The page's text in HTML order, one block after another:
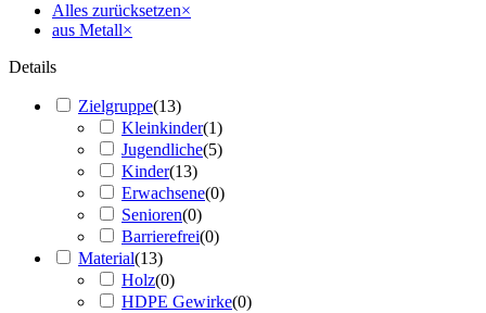
Alles zurücksetzen×
aus Metall×
Details
Zielgruppe(13)
Kleinkinder(1)
Jugendliche(5)
Kinder(13)
Erwachsene(0)
Senioren(0)
Barrierefrei(0)
Material(13)
Holz(0)
HDPE Gewirke(0)